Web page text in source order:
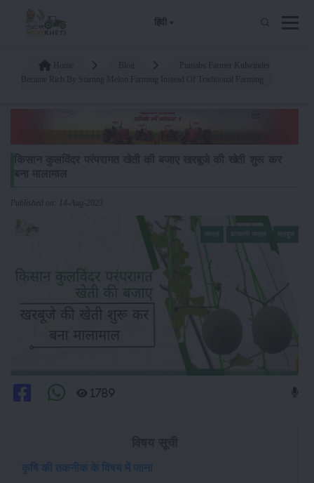
हिंदी
Published on: 14-Aug-2023
1789
कृषि की तकनीक के विषय में जाना